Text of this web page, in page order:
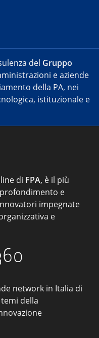
del Gruppo
e aziende
della PA, nei
istituzionale e
di FPA, è il più
e
impegnate
e
network in Italia di
della